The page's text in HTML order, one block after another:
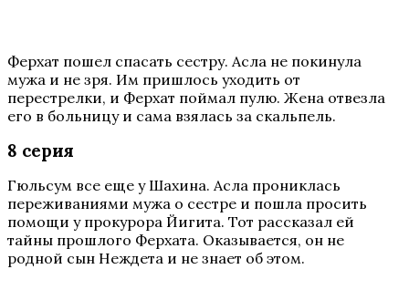
Ферхат пошел спасать сестру. Асла не покинула
мужа и не зря. Им пришлось уходить от
перестрелки, и Ферхат поймал пулю. Жена отвезла
его в больницу и сама взялась за скальпель.
8 серия
Гюльсум все еще у Шахина. Асла прониклась
переживаниями мужа о сестре и пошла просить
помощи у прокурора Йигита. Тот рассказал ей
тайны прошлого Ферхата. Оказывается, он не
родной сын Неждета и не знает об этом.